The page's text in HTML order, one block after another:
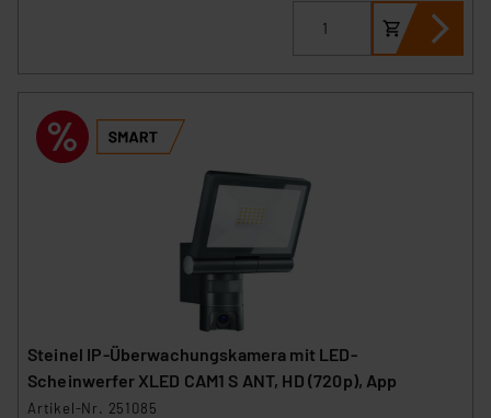
Steinel IP-Überwachungskamera mit LED-
Scheinwerfer XLED CAM1 S ANT, HD (720p), App
Artikel-Nr. 251085